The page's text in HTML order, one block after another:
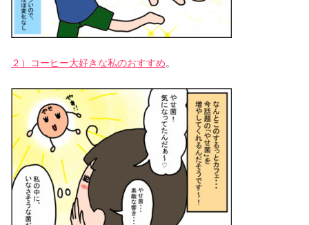
２）コーヒー大好きな私のおすすめ。